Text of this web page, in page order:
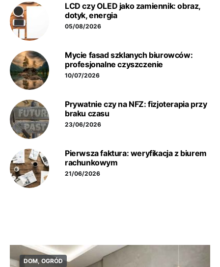
LCD czy OLED jako zamiennik: obraz,
dotyk, energia
05/08/2026
Mycie fasad szklanych biurowców:
profesjonalne czyszczenie
10/07/2026
Prywatnie czy na NFZ: fizjoterapia przy
braku czasu
23/06/2026
Pierwsza faktura: weryfikacja z biurem
rachunkowym
21/06/2026
DOM, OGRÓD